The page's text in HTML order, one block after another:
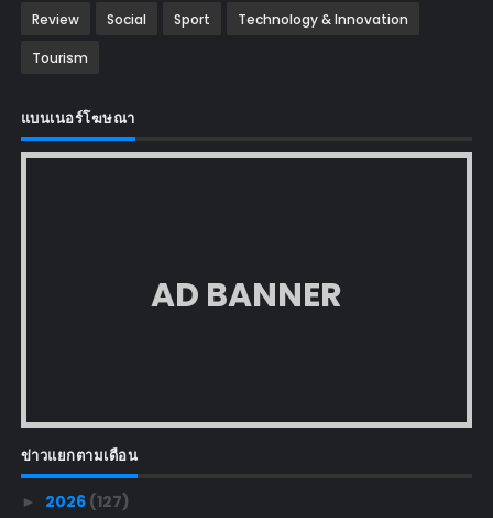
Review Social Sport Technology & Innovation
Tourism
แบนเนอร์โฆษณา
AD BANNER
ข่าวแยกตามเดือน
► 2026 (127)